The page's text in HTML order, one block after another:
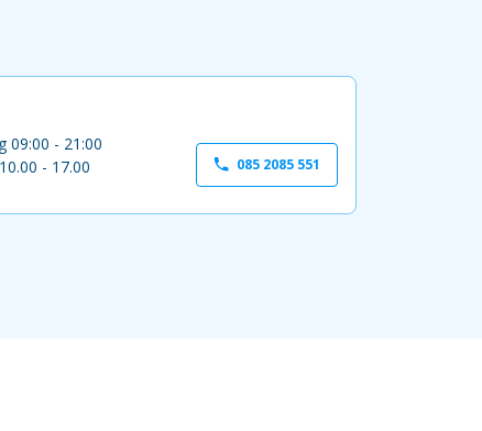
09:00 - 21:00
- 17.00
085 2085 551